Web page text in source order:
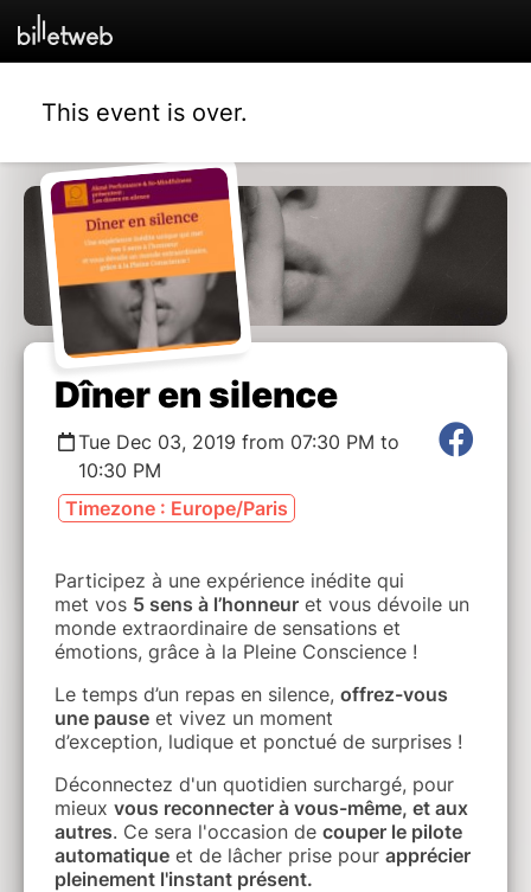
This event is over.
Dîner en silence
Tue Dec 03, 2019 from 07:30 PM to
10:30 PM
Timezone : Europe/Paris
Participez à une expérience inédite qui
met vos 5 sens à l’honneur et vous dévoile un
monde extraordinaire de sensations et
émotions, grâce à la Pleine Conscience !
Le temps d’un repas en silence, offrez-vous
une pause et vivez un moment
d’exception, ludique et ponctué de surprises !
Déconnectez d'un quotidien surchargé, pour
mieux vous reconnecter à vous-même, et aux
autres. Ce sera l'occasion de couper le pilote
automatique et de lâcher prise pour apprécier
pleinement l'instant présent.